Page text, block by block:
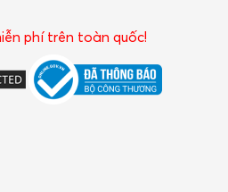
phí trên toàn quốc!